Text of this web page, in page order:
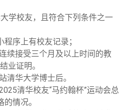
学校友，且符合下列条件之一
程序上有校友记录；
续接受三个月及以上时间的教
业证明。
清华大学博士后。
清华校友“马约翰杯”运动会总
情况。